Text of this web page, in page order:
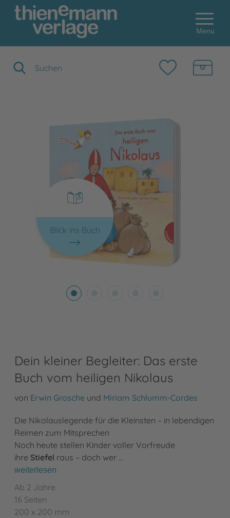
Menu
Blick ins Buch
Dein kleiner Begleiter: Das erste
Buch vom heiligen Nikolaus
von Erwin Grosche und Miriam Schlumm-Cordes
Die Nikolauslegende für die Kleinsten – in lebendigen
Reimen zum Mitsprechen
Noch heute stellen Kinder voller Vorfreude
ihre Stiefel raus – doch wer …
weiterlesen
Ab 2 Jahre
16 Seiten
200 x 200 mm